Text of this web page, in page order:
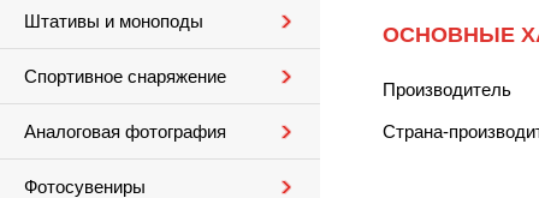
Штативы и моноподы
Спортивное снаряжение
Аналоговая фотография
Фотосувениры
ОСНОВНЫЕ
Производитель
Страна-